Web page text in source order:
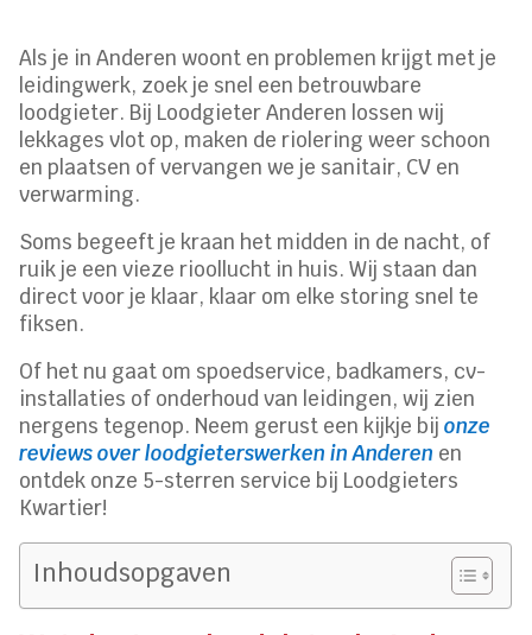
Als je in Anderen woont en problemen krijgt met je
leidingwerk, zoek je snel een betrouwbare
loodgieter. Bij Loodgieter Anderen lossen wij
lekkages vlot op, maken de riolering weer schoon
en plaatsen of vervangen we je sanitair, CV en
verwarming.
Soms begeeft je kraan het midden in de nacht, of
ruik je een vieze rioollucht in huis. Wij staan dan
direct voor je klaar, klaar om elke storing snel te
fiksen.
Of het nu gaat om spoedservice, badkamers, cv-
installaties of onderhoud van leidingen, wij zien
nergens tegenop. Neem gerust een kijkje bijonze
reviews over loodgieterswerken in Anderen en
ontdek onze 5-sterren service bij Loodgieters
Kwartier!
Inhoudsopgaven